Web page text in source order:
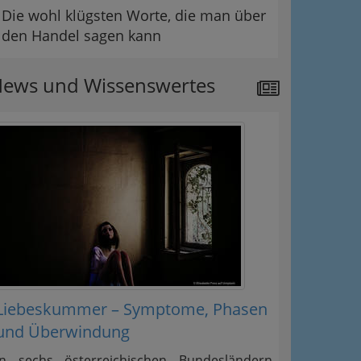
Die wohl klügsten Worte, die man über
den Handel sagen kann
und Wissenswertes
– Symptome, Phasen
Überwindung